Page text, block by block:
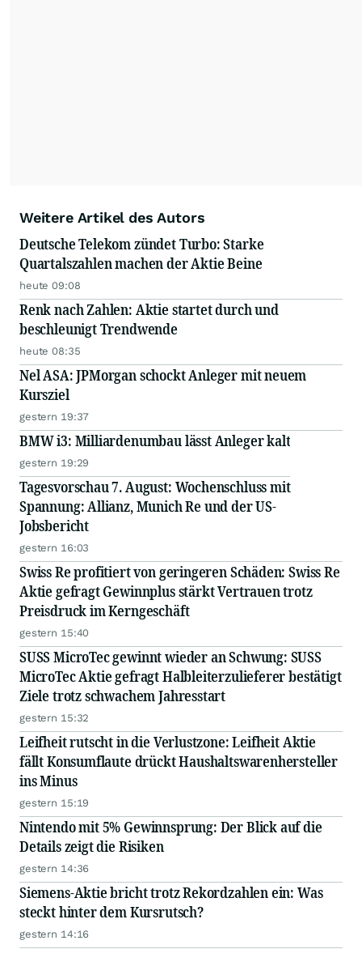
Weitere Artikel des Autors
Deutsche Telekom zündet Turbo: Starke
Quartalszahlen machen der Aktie Beine
heute 09:08
Renk nach Zahlen: Aktie startet durch und
beschleunigt Trendwende
heute 08:35
Nel ASA: JPMorgan schockt Anleger mit neuem
Kursziel
gestern 19:37
BMW i3: Milliardenumbau lässt Anleger kalt
gestern 19:29
Tagesvorschau 7. August: Wochenschluss mit
Spannung: Allianz, Munich Re und der US-
Jobsbericht
gestern 16:03
Swiss Re profitiert von geringeren Schäden: Swiss Re
Aktie gefragt Gewinnplus stärkt Vertrauen trotz
Preisdruck im Kerngeschäft
gestern 15:40
SUSS MicroTec gewinnt wieder an Schwung: SUSS
MicroTec Aktie gefragt Halbleiterzulieferer bestätigt
Ziele trotz schwachem Jahresstart
gestern 15:32
Leifheit rutscht in die Verlustzone: Leifheit Aktie
fällt Konsumflaute drückt Haushaltswarenhersteller
ins Minus
gestern 15:19
Nintendo mit 5% Gewinnsprung: Der Blick auf die
Details zeigt die Risiken
gestern 14:36
Siemens-Aktie bricht trotz Rekordzahlen ein: Was
steckt hinter dem Kursrutsch?
gestern 14:16